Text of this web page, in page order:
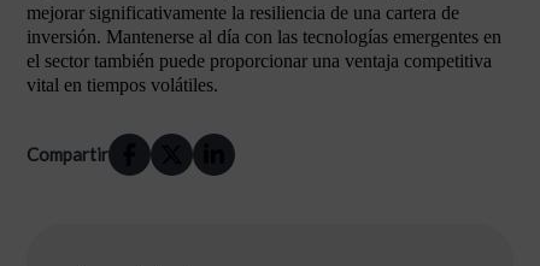
mejorar significativamente la resiliencia de una cartera de
inversión. Mantenerse al día con las tecnologías emergentes en
el sector también puede proporcionar una ventaja competitiva
vital en tiempos volátiles.
Compartir